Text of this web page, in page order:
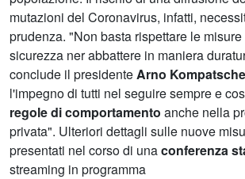
mutazioni del Coronavirus, infatti,
prudenza. "Non basta rispettare le
sicurezza ner abbattere in maniera
conclude il presidenteArno
l'impegno di tutti nel seguire sempre e
regole di comportamento anche nella
privata". Ulteriori dettagli sulle nuove
presentati nel corso di unaconferenza
streaming in programma